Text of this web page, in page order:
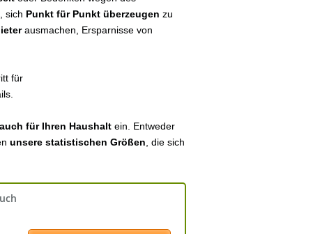
sich Punkt für Punkt überzeugen zu
ausmachen, Ersparnisse von
für
für Ihren Haushalt ein. Entweder
unsere statistischen Größen , die sich